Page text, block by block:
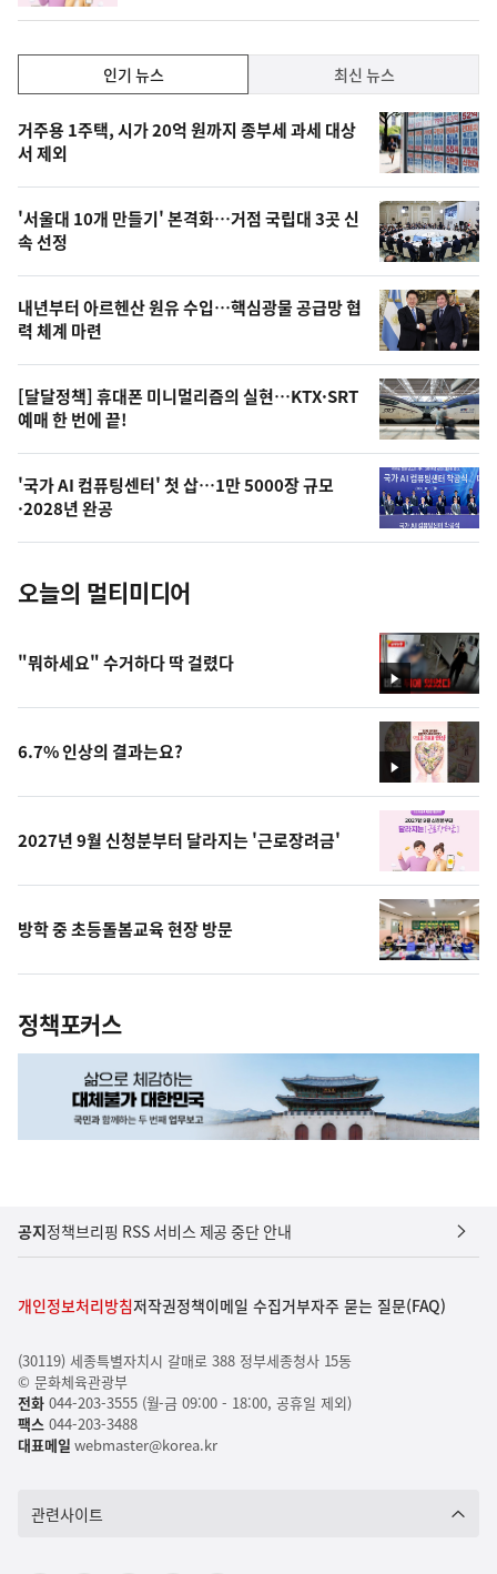
기,
최
신,
오
늘
의
영
상
오
늘
의
사
진
인기 뉴스 최신 뉴스
기
뉴
스
거주용 1주택, 시가 20억 원까지 종부세 과세 대상
서 제외
'서울대 10개 만들기' 본격화…거점 국립대 3곳 신
속 선정
내년부터 아르헨산 원유 수입…핵심광물 공급망 협
력 체계 마련
[달달정책] 휴대폰 미니멀리즘의 실현…KTX·SRT
예매 한 번에 끝!
'국가 AI 컴퓨팅센터' 첫 삽…1만 5000장 규모
·2028년 완공
오늘의 멀티미디어
영
상
"뭐하세요" 수거하다 딱 걸렸다
영
상
6.7% 인상의 결과는요?
2027년 9월 신청분부터 달라지는 '근로장려금'
방학 중 초등돌봄교육 현장 방문
정책포커스
공지정책브리핑 RSS 서비스 제공 중단 안내
개인정보처리방침저작권정책이메일 수집거부자주 묻는 질문(FAQ)
(30119) 세종특별자치시 갈매로 388 정부세종청사 15동
© 문화체육관광부
전화044-203-3555 (월-금 09:00 - 18:00, 공휴일 제외)
팩스044-203-3488
대표메일 webmaster@korea.kr
관련사이트